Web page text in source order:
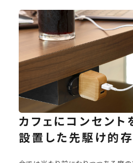
カフェにコンセント
設置した先駆け的